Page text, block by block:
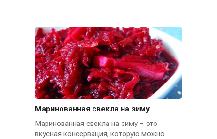
Маринованная свекла на зиму
Маринованная свекла на зиму – это
вкусная консервация, которую можно